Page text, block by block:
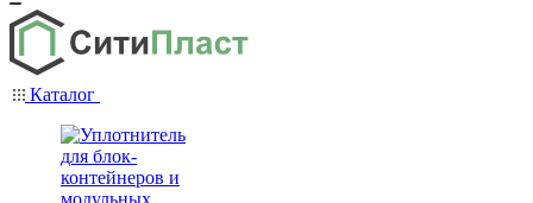
Каталог